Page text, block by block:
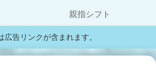
親指シフト
広告リンクが含まれます。